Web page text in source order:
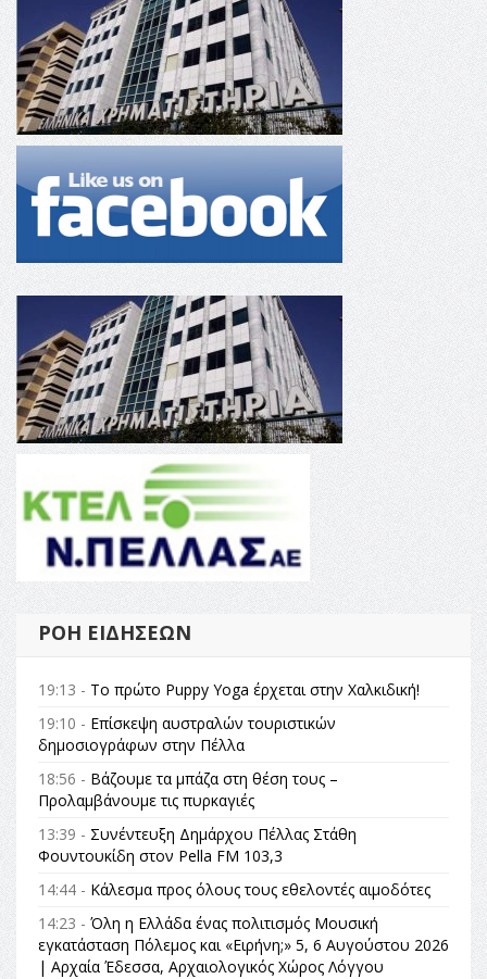
ΡΟΉ ΕΙΔΉΣΕΩΝ
19:13 - Το πρώτο Puppy Yoga έρχεται στην Χαλκιδική!
19:10 - Επίσκεψη αυστραλών τουριστικών
δημοσιογράφων στην Πέλλα
18:56 - Βάζουμε τα μπάζα στη θέση τους –
Προλαμβάνουμε τις πυρκαγιές
13:39 - Συνέντευξη Δημάρχου Πέλλας Στάθη
Φουντουκίδη στον Pella FM 103,3
14:44 - Κάλεσμα προς όλους τους εθελοντές αιμοδότες
14:23 - Όλη η Ελλάδα ένας πολιτισμός Μουσική
εγκατάσταση Πόλεμος και «Ειρήνη;» 5, 6 Αυγούστου 2026
| Αρχαία Έδεσσα, Αρχαιολογικός Χώρος Λόγγου